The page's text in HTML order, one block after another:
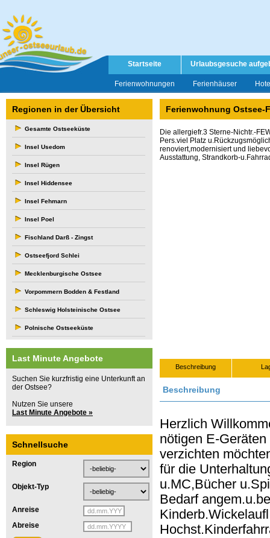
Startseite Urlaubsgesuche
Ferienwohnungen Ferienhäuser
Regionen in der Übersicht
Gesamte Ostseeküste
Insel Usedom
Insel Rügen
Insel Hiddensee
Insel Fehmarn
Insel Poel
Fischland Darß - Zingst
Ostseefjord Schlei
Mecklenburgische Ostsee
Vorpommern Bodden & Festland
Schleswig Holsteinische Ostsee
Polnische Ostseeküste
Last Minute Angebote
Suchen Sie kurzfristig eine Unterkunft an
der Ostsee?
Nutzen Sie unsere
Last Minute Angebote »
Schnellsuche
Region
Objekt-Typ
Anreise
Abreise
Ferienwohnung Ostsee-
Die allergiefr.3 Sterne-Nichtr.-
Pers.viel Platz
renoviert,modernisiert und
Ausstattung, Strandkorb-
Beschreibung
Beschreibung
Herzlich
nötigen E-
verzichten
für die
u.MC,Bücher
Bedarf